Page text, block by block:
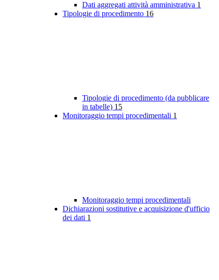
Dati aggregati attività amministrativa 1
Tipologie di procedimento 16
Tipologie di procedimento (da pubblicare
in tabelle) 15
Monitoraggio tempi procedimentali 1
Monitoraggio tempi procedimentali
Dichiarazioni sostitutive e acquisizione d'ufficio
dei dati 1